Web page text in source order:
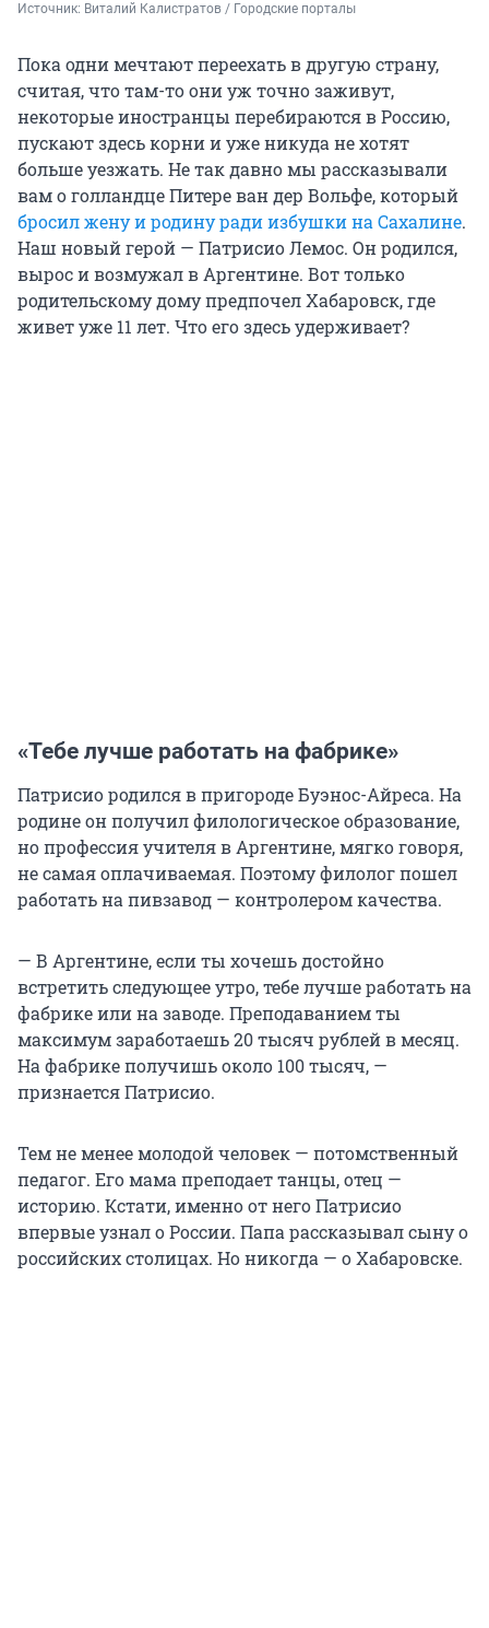
Источник: Виталий Калистратов / Городские порталы
Пока одни мечтают переехать в другую страну,
считая, что там-то они уж точно заживут,
некоторые иностранцы перебираются в Россию,
пускают здесь корни и уже никуда не хотят
больше уезжать. Не так давно мы рассказывали
вам о голландце Питере ван дер Вольфе, который
бросил жену и родину ради избушки на Сахалине.
Наш новый герой — Патрисио Лемос. Он родился,
вырос и возмужал в Аргентине. Вот только
родительскому дому предпочел Хабаровск, где
живет уже 11 лет. Что его здесь удерживает?
«Тебе лучше работать на фабрике»
Патрисио родился в пригороде Буэнос-Айреса. На
родине он получил филологическое образование,
но профессия учителя в Аргентине, мягко говоря,
не самая оплачиваемая. Поэтому филолог пошел
работать на пивзавод — контролером качества.
— В Аргентине, если ты хочешь достойно
встретить следующее утро, тебе лучше работать на
фабрике или на заводе. Преподаванием ты
максимум заработаешь 20 тысяч рублей в месяц.
На фабрике получишь около 100 тысяч, —
признается Патрисио.
Тем не менее молодой человек — потомственный
педагог. Его мама преподает танцы, отец —
историю. Кстати, именно от него Патрисио
впервые узнал о России. Папа рассказывал сыну о
российских столицах. Но никогда — о Хабаровске.